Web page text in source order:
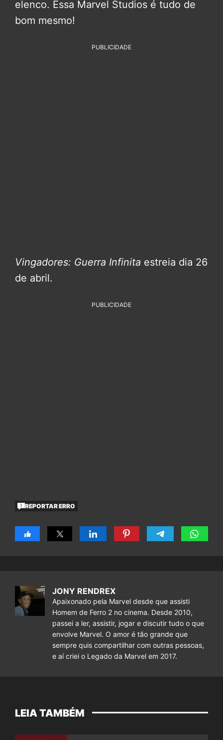
elenco. Essa Marvel Studios é tudo de
bom mesmo!
PUBLICIDADE
Vingadores: Guerra Infinita estreia dia 26
de abril.
PUBLICIDADE
REPORTAR ERRO
JONY RENDREX
Apaixonado pela Marvel desde que assisti
Homem de Ferro 2 no cinema. Desde 2010,
passei a ler, assistir, jogar e discutir tudo o que
envolve Marvel. O amor é tão grande que
sempre quis compartilhar com outras pessoas,
e aí criei o Legado da Marvel em 2017.
LEIA TAMBÉM